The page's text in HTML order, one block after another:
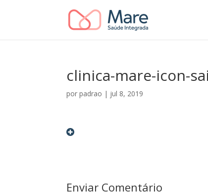
clinica-mare-icon-
porpadrao | jul 8, 2019
Enviar Comentário